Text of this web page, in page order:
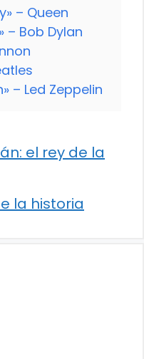
– Queen
– Bob Dylan
– Led Zeppelin
el rey de la
la historia